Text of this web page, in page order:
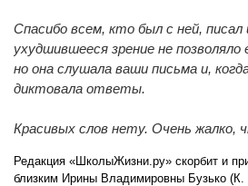
Спасибо всем, кто был с ней, писал
ухудшившееся зрение не
но она слушала ваши письма и,
диктовала ответы.
Красивых слов нету. Очень жалко,
Редакция «ШколыЖизни.ру» скорбит и
близким Ирины Владимировны Бузько